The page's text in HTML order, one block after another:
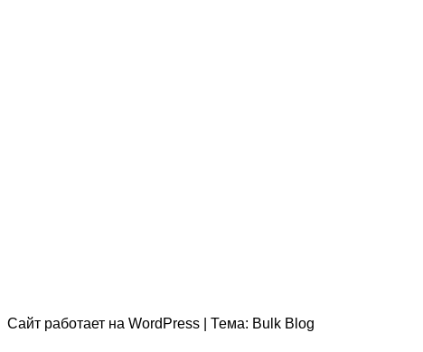
Сайт работает на WordPress Тема: Bulk Blog